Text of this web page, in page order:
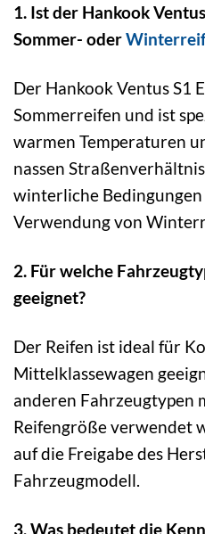
1. Ist der Hankook
Sommer- oder
Der Hankook Ventus S1
Sommerreifen und ist
warmen Temperaturen
nassen
winterliche
Verwendung von
2. Für welche
geeignet?
Der Reifen ist ideal für
Mittelklassewagen
anderen Fahrzeugtypen
Reifengröße verwendet
auf die Freigabe des
Fahrzeugmodell.
3. Was bedeutet die